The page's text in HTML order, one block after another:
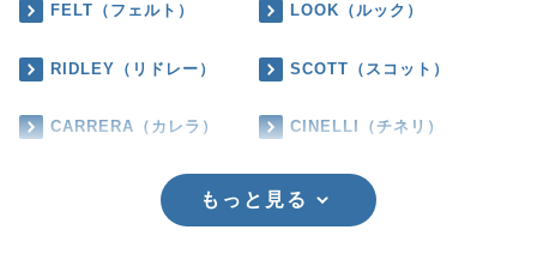
FELT（フェルト） LOOK（ルック）
RIDLEY（リドレー） SCOTT（スコット）
CARRERA（カレラ） CINELLI（チネリ）
もっと見る